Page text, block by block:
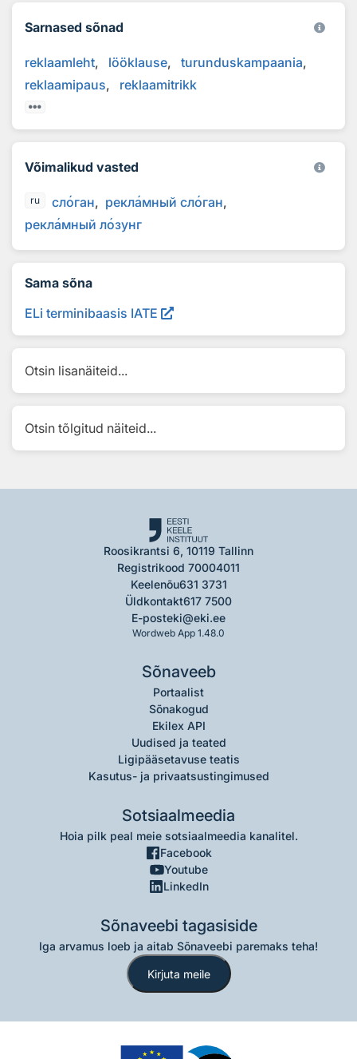
Sarnased sõnad
reklaamleht lööklause
turunduskampaania
reklaamipaus
reklaamitrikk
Võimalikud vasted
ru слоган рекламный слоган
рекламный лозунг
Sama sõna
ELi terminibaasis IATE
Otsin lisanäiteid...
Otsin tõlgitud näiteid...
Roosikrantsi 6, 10119 Tallinn
Registrikood 70004011
Keelenõu631 3731
Üldkontakt617 7500
E-posteki@eki.ee
Wordweb App 1.48.0
Sõnaveeb
Portaalist
Sõnakogud
Ekilex API
Uudised ja teated
Ligipääsetavuse teatis
Kasutus- ja privaatsustingimused
Sotsiaalmeedia
Hoia pilk peal meie sotsiaalmeedia kanalitel.
Facebook
Youtube
LinkedIn
Sõnaveebi tagasiside
Iga arvamus loeb ja aitab Sõnaveebi paremaks teha!
Kirjuta meile